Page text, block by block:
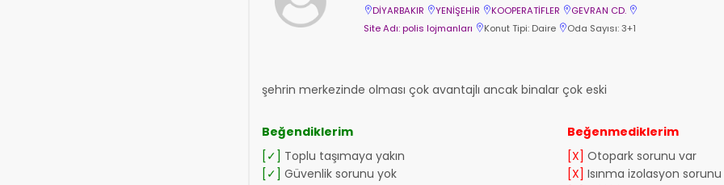
DİYARBAKIR YENİŞEHİR KOOPERATİFLER
GEVRAN CD.
Site Adı: polis lojmanları
Konut Tipi: Daire Oda Sayısı: 3+1
şehrin merkezinde olması çok avantajlı ancak binalar çok eski
Beğendiklerim
[✓] Toplu taşımaya yakın
[✓] Güvenlik sorunu yok
Beğenmediklerim
[X] Otopark sorunu var
[X] Isınma izolasyon